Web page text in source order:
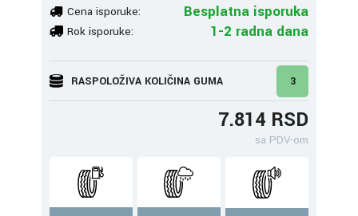
Cena isporuke: Besplatna isporuka
Rok isporuke: 1-2 radna dana
RASPOLOŽIVA KOLIČINA GUMA 3
7.814 RSD
sa PDV-om